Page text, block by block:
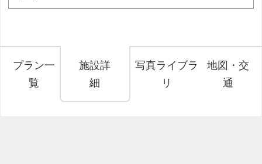
プラン一
覧
施設詳
細
写真ライブラ
リ
地図・交
通